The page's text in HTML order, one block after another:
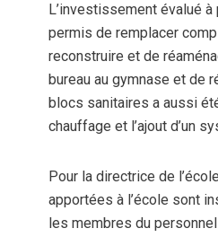
L’investissement évalué
permis de remplacer
reconstruire et de
bureau au gymnase et de
blocs sanitaires a aussi
chauffage et l’ajout d’un
Pour la directrice de
apportées à l’école sont
les membres du personnel